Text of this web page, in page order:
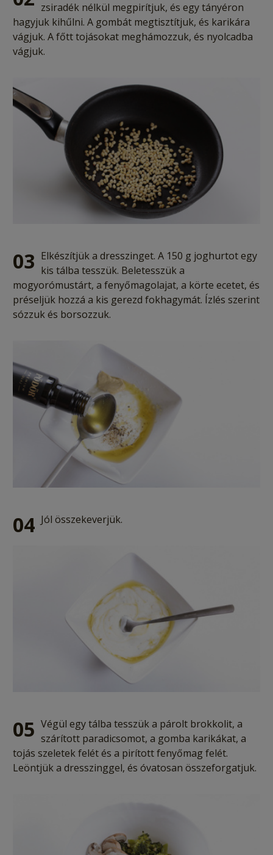
zsiradék nélkül megpirítjuk, és egy tányéron
hagyjuk kihűlni. A gombát megtisztítjuk, és karikára
vágjuk. A főtt tojásokat meghámozzuk, és nyolcadba
vágjuk.
03 Elkészítjük a dresszinget. A 150 g joghurtot egy
kis tálba tesszük. Beletesszük a
mogyorómustárt, a fenyőmagolajat, a körte ecetet, és
préseljük hozzá a kis gerezd fokhagymát. Ízlés szerint
sózzuk és borsozzuk.
04 Jól összekeverjük.
05 Végül egy tálba tesszük a párolt brokkolit, a
szárított paradicsomot, a gomba karikákat, a
tojás szeletek felét és a pirított fenyőmag felét.
Leöntjük a dresszinggel, és óvatosan összeforgatjuk.